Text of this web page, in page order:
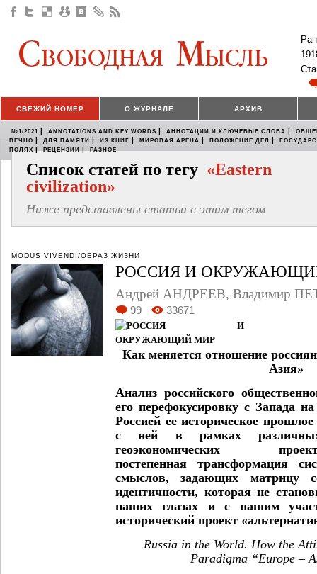
СВЕЖИЙ НОМЕР О ЖУРНАЛЕ АРХИВ
№1/2021 | ANNOTATIONS AND KEY WORDS | АННОТАЦИИ И КЛЮЧЕВЫЕ СЛОВА |
ВЕЧНО | ДЛЯ ПАМЯТИ | ИЗ КНИГ | МИРОВАЯ АРЕНА | ПОЛОЖЕНИЕ ДЕЛ |
ПОЛЯХ | РЕЦЕНЗИИ | РАЗНОЕ
Список статей по тегу «Eastern
civilization»
Ниже представлены статьи с этим тегом
MODUS VIVENDI/ОБРАЗ ЖИЗНИ
РОССИЯ И
Андрей АНДРЕЕВ, Владимир
99 33671
Как меняется отношение
Азия»
Анализ российского
его перефокусировку с Запада
Россией ее историческое
с ней в рамках различных
геоэкономических
постепенная трансформация
смыслов, задающих матрицу
идентичности, которая не
наших глазах и с нашим
исторический проект
Russia in the World. How the
Paradigma “Europe –